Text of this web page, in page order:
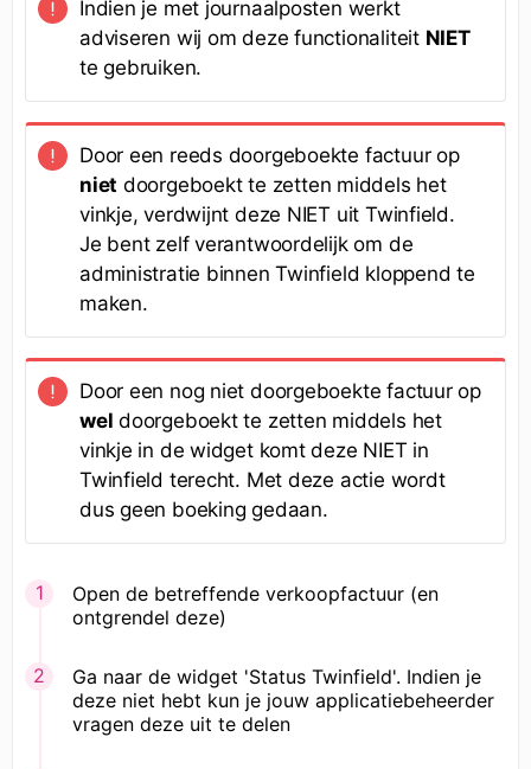
Indien je met journaalposten werkt
adviseren wij om deze functionaliteit NIET
te gebruiken.
Door een reeds doorgeboekte factuur op
niet doorgeboekt te zetten middels het
vinkje, verdwijnt deze NIET uit Twinfield.
Je bent zelf verantwoordelijk om de
administratie binnen Twinfield kloppend te
maken.
Door een nog niet doorgeboekte factuur op
wel doorgeboekt te zetten middels het
vinkje in de widget komt deze NIET in
Twinfield terecht. Met deze actie wordt
dus geen boeking gedaan.
Open de betreffende verkoopfactuur (en
ontgrendel deze)
Ga naar de widget 'Status Twinfield'. Indien je
deze niet hebt kun je jouw applicatiebeheerder
vragen deze uit te delen